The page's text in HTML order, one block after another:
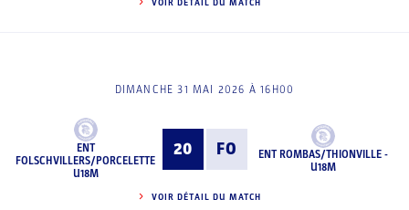
VOIR DÉTAIL DU MATCH
DIMANCHE 31 MAI 2026 À 16H00
ENT
FOLSCHVILLERS/PORCELETTE
U18M
20 FO
ENT ROMBAS/THIONVILLE -
U18M
VOIR DÉTAIL DU MATCH